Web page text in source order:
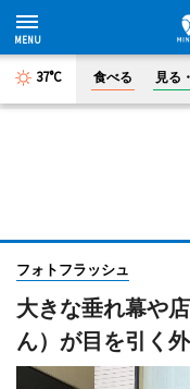
37°C 食べる 見る
フォトフラッシュ
大きな垂れ幕や
ん）が目を引く